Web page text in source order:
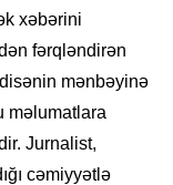
xəbərini
fərqləndirən
mənbəyinə
məlumatlara
Jurnalist,
cəmiyyətlə